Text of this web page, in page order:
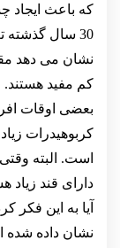
که باعث ایجاد
30 سال
نشان می دهد
کم مفید هستند.
بعضی اوقات
کربوهیدرات
است. البته
دارای قند زیاد
آیا به این فکر
نشان داده شده